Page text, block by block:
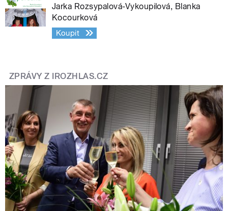
Jarka Rozsypalová-Vykoupilová, Blanka
Kocourková
Koupit
ZPRÁVY Z IROZHLAS.CZ